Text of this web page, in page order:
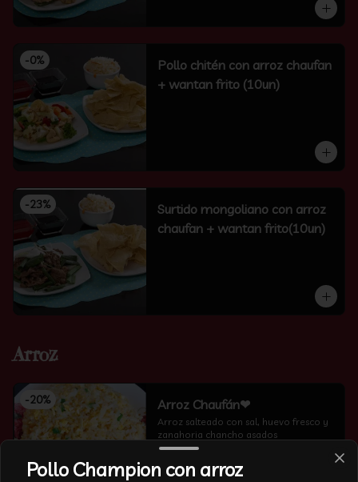
-0%
Pollo chitén con arroz chaufan
+ wantan frito (10un)
-23%
Surtido mongoliano con arroz
chaufan + wantan frito(10un)
Arroz
-20% Arroz Chaufán❤
Arroz salteado con sal, huevo fresco y
zanahoria chancho asados
Pollo Champion con arroz